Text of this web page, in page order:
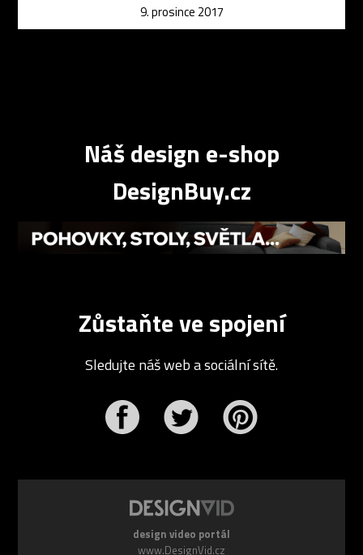
9. prosince 2017
Náš design e-shop
DesignBuy.cz
Zůstaňte ve spojení
Sledujte náš web a sociální sítě.
design video portál
www.DesignVid.cz